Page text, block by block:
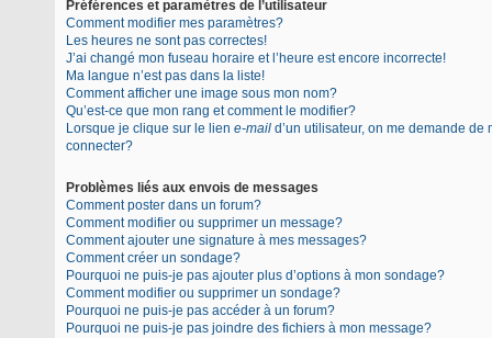
Préférences et paramètres de l’utilisateur
Comment modifier mes paramètres?
Les heures ne sont pas correctes!
J’ai changé mon fuseau horaire et l’heure est encore incorrecte!
Ma langue n’est pas dans la liste!
Comment afficher une image sous mon nom?
Qu’est-ce que mon rang et comment le modifier?
Lorsque je clique sur le lien e-mail d’un utilisateur, on me demande de
connecter?
Problèmes liés aux envois de messages
Comment poster dans un forum?
Comment modifier ou supprimer un message?
Comment ajouter une signature à mes messages?
Comment créer un sondage?
Pourquoi ne puis-je pas ajouter plus d’options à mon sondage?
Comment modifier ou supprimer un sondage?
Pourquoi ne puis-je pas accéder à un forum?
Pourquoi ne puis-je pas joindre des fichiers à mon message?